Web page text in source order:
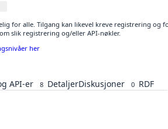
for alle. Tilgang kan likevel kreve registrering og
slik registrering og/eller API-nøkler.
her
API-er 8 DetaljerDiskusjoner 0 RDF